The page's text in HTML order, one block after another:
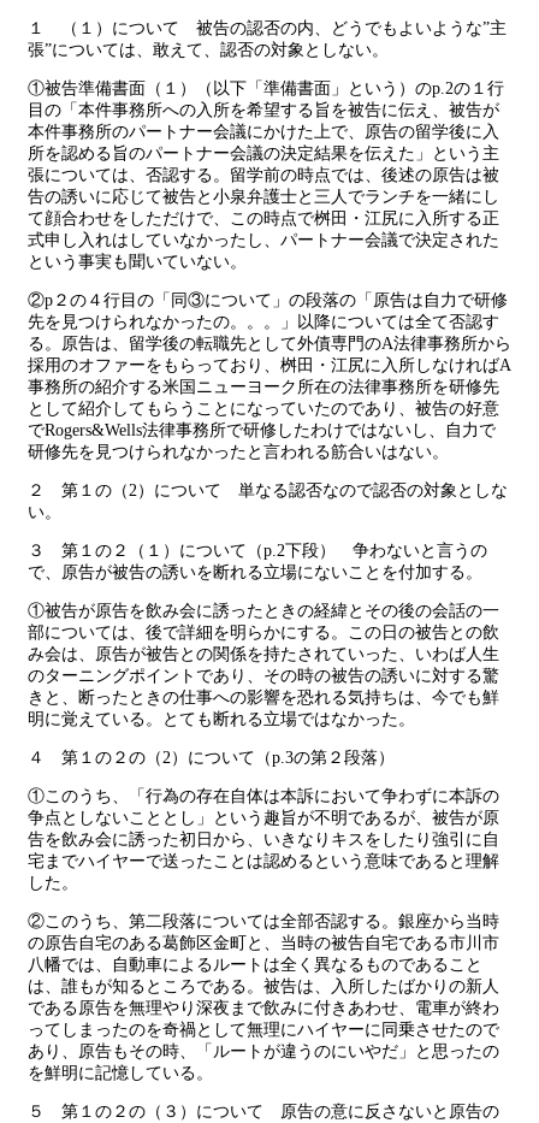
１ （１）について 被告の認否の内、どうでもよいような”主
張”については、敢えて、認否の対象としない。
①被告準備書面（１）（以下「準備書面」という）のp.2の１行
目の「本件事務所への入所を希望する旨を被告に伝え、被告が
本件事務所のパートナー会議にかけた上で、原告の留学後に入
所を認める旨のパートナー会議の決定結果を伝えた」という主
張については、否認する。留学前の時点では、後述の原告は被
告の誘いに応じて被告と小泉弁護士と三人でランチを一緒にし
て顔合わせをしただけで、この時点で桝田・江尻に入所する正
式申し入れはしていなかったし、パートナー会議で決定された
という事実も聞いていない。
②p２の４行目の「同③について」の段落の「原告は自力で研修
先を見つけられなかったの。。。」以降については全て否認す
る。原告は、留学後の転職先として外債専門のA法律事務所から
採用のオファーをもらっており、桝田・江尻に入所しなければA
事務所の紹介する米国ニューヨーク所在の法律事務所を研修先
として紹介してもらうことになっていたのであり、被告の好意
でRogers&Wells法律事務所で研修したわけではないし、自力で
研修先を見つけられなかったと言われる筋合いはない。
２ 第１の（2）について 単なる認否なので認否の対象としな
い。
３ 第１の２（１）について（p.2下段） 争わないと言うの
で、原告が被告の誘いを断れる立場にないことを付加する。
①被告が原告を飲み会に誘ったときの経緯とその後の会話の一
部については、後で詳細を明らかにする。この日の被告との飲
み会は、原告が被告との関係を持たされていった、いわば人生
のターニングポイントであり、その時の被告の誘いに対する驚
きと、断ったときの仕事への影響を恐れる気持ちは、今でも鮮
明に覚えている。とても断れる立場ではなかった。
４ 第１の２の（2）について（p.3の第２段落）
①このうち、「行為の存在自体は本訴において争わずに本訴の
争点としないこととし」という趣旨が不明であるが、被告が原
告を飲み会に誘った初日から、いきなりキスをしたり強引に自
宅までハイヤーで送ったことは認めるという意味であると理解
した。
②このうち、第二段落については全部否認する。銀座から当時
の原告自宅のある葛飾区金町と、当時の被告自宅である市川市
八幡では、自動車によるルートは全く異なるものであること
は、誰もが知るところである。被告は、入所したばかりの新人
である原告を無理やり深夜まで飲みに付きあわせ、電車が終わ
ってしまったのを奇禍として無理にハイヤーに同乗させたので
あり、原告もその時、「ルートが違うのにいやだ」と思ったの
を鮮明に記憶している。
５ 第１の２の（３）について 原告の意に反さないと原告の